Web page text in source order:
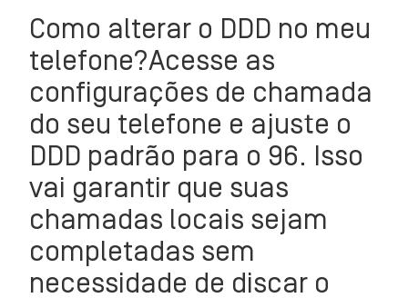
Como alterar o DDD no meu
telefone?Acesse as
configurações de chamada
do seu telefone e ajuste o
DDD padrão para o 96. Isso
vai garantir que suas
chamadas locais sejam
completadas sem
necessidade de discar o